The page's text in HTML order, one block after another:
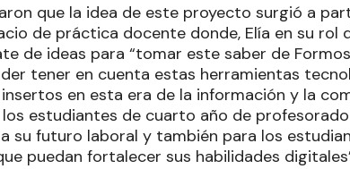
que la idea de este proyecto surgió a
de práctica docente donde, Elía en su rol
de ideas para “tomar este saber de
tener en cuenta estas herramientas
en esta era de la información y la
estudiantes de cuarto año de
su futuro laboral y también para los
puedan fortalecer sus habilidades